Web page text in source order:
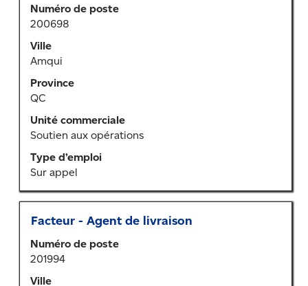
Numéro de poste
200698
Ville
Amqui
Province
QC
Unité commerciale
Soutien aux opérations
Type d’emploi
Sur appel
de
la
barre
d’espacement
afficher
tout
le
contenu
renseignements
sur
l’emploi.
Titre
Facteur - Agent de livraison
Numéro de poste
201994
Ville
Sélectionner
moyen
de
la